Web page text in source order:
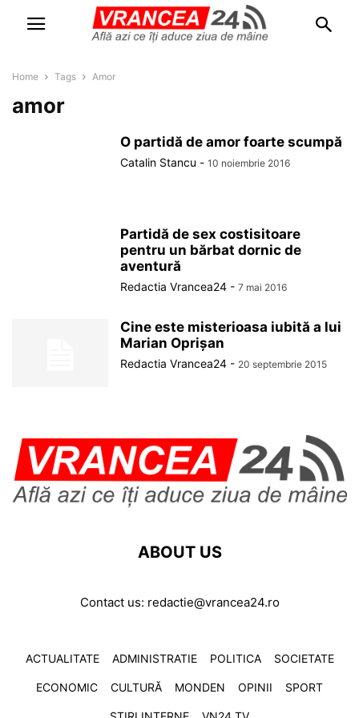
Home Tags Amor
amor
O partidă de amor foarte scumpă
Catalin Stancu - 10 noiembrie 2016
Partidă de sex costisitoare
pentru un bărbat dornic de
aventură
Redactia Vrancea24 - 7 mai 2016
Cine este misterioasa iubită a lui
Marian Oprişan
Redactia Vrancea24 - 20 septembrie 2015
ABOUT US
Contact us: redactie@vrancea24.ro
ACTUALITATE ADMINISTRATIE POLITICA SOCIETATE
ECONOMIC CULTURĂ MONDEN OPINII SPORT